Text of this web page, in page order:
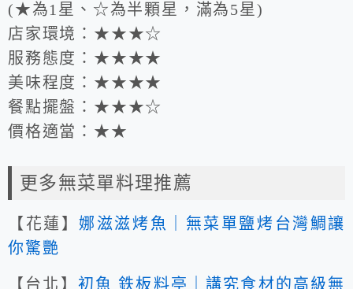
(★為1星、☆為半顆星，滿為5星)
店家環境：★★★☆
服務態度：★★★★
美味程度：★★★★
餐點擺盤：★★★☆
價格適當：★★
更多無菜單料理推薦
【花蓮】娜滋滋烤魚｜無菜單鹽烤台灣鯛讓
你驚艷
【台北】 初魚 鉄板料亭｜講究食材的高級無